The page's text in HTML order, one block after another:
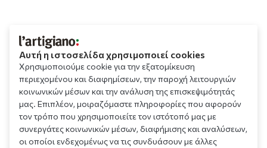
Αυτή η ιστοσελίδα χρησιμοποιεί cookies
Χρησιμοποιούμε cookie για την εξατομίκευση
περιεχομένου και διαφημίσεων, την παροχή λειτουργιών
κοινωνικών μέσων και την ανάλυση της επισκεψιμότητάς
μας. Επιπλέον, μοιραζόμαστε πληροφορίες που αφορούν
τον τρόπο που χρησιμοποιείτε τον ιστότοπό μας με
συνεργάτες κοινωνικών μέσων, διαφήμισης και αναλύσεων,
οι οποίοι ενδεχομένως να τις συνδυάσουν με άλλες